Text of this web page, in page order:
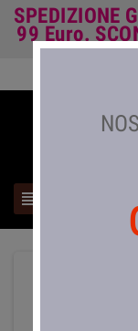
SPEDIZIONE
99 Euro.
